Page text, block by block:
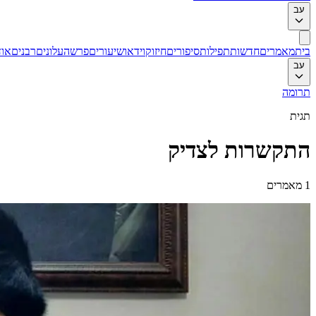
עב
ביתמאמריםחדשותתפילותסיפוריםחיזוקוידאושיעוריםפרשהעלוניםרבנים
עב
תרומה
תגית
התקשרות לצדיק
1 מאמרים